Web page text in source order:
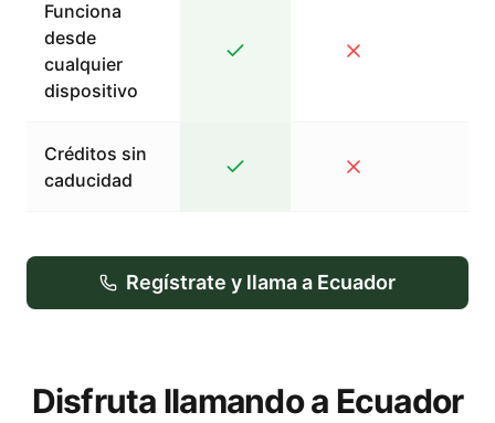
Funciona
desde
cualquier
dispositivo
Créditos sin
caducidad
Regístrate y llama a Ecuador
Disfruta llamando a Ecuador